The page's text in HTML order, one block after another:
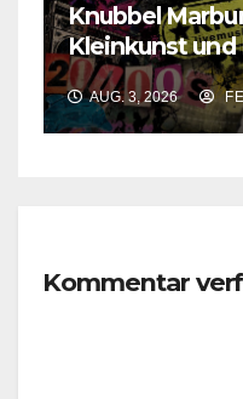
Knubbel
Kleinkunst
AUG. 3, 2026
Kommentar